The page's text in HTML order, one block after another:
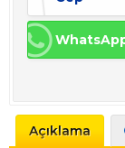
Açıklama